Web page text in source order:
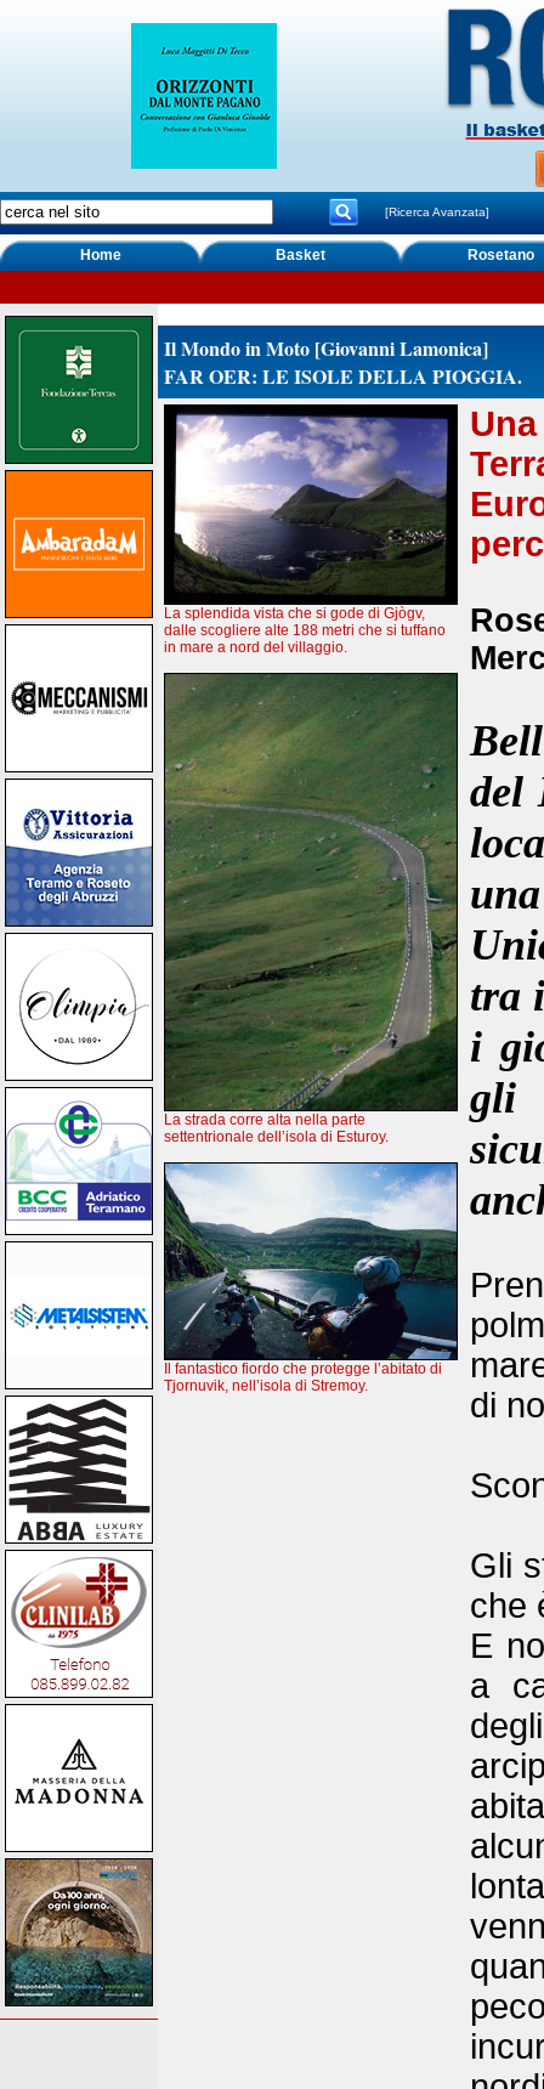
[Ricerca Avanzata]
Home Basket Rosetano
Il Mondo in Moto [Giovanni Lamonica]
FAR OER: LE ISOLE DELLA PIOGGIA.
La splendida vista che si gode di Gjògv,
dalle scogliere alte 188 metri che si tuffano
in mare a nord del villaggio.
La strada corre alta nella parte
settentrionale dell’isola di Esturoy.
Il fantastico fiordo che protegge l’abitato di
Tjornuvik, nell’isola di Stremoy.
del
tra
i
gli
di
Gli
che
E
a